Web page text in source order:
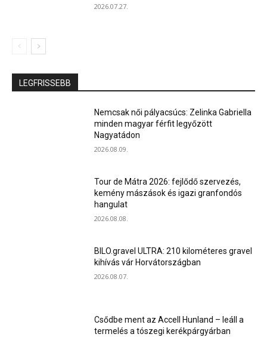
2026.07.27.
LEGFRISSEBB
Nemcsak női pályacsúcs: Zelinka Gabriella
minden magyar férfit legyőzött
Nagyatádon
2026.08.09.
Tour de Mátra 2026: fejlődő szervezés,
kemény mászások és igazi granfondós
hangulat
2026.08.08.
BILO.gravel ULTRA: 210 kilométeres gravel
kihívás vár Horvátországban
2026.08.07.
Csődbe ment az Accell Hunland – leáll a
termelés a tószegi kerékpárgyárban